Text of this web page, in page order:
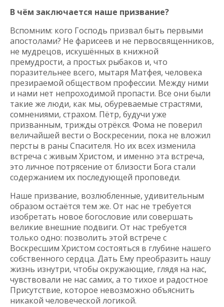
В чём заключается наше призвание?
Вспомним: кого Господь призвал быть первыми
апостолами? Не фарисеев и не первосвященников,
не мудрецов, искушённых в книжной
премудрости, а простых рыбаков и, что
поразительнее всего, мытаря Матфея, человека
презираемой обществом профессии. Между ними
и нами нет непроходимой пропасти. Все они были
такие же люди, как мы, обуреваемые страстями,
сомнениями, страхом. Пётр, будучи уже
призванным, трижды отрёкся. Фома не поверил
величайшей вести о Воскресении, пока не вложил
персты в раны Спасителя. Но их всех изменила
встреча с живым Христом, и именно эта встреча,
это личное потрясение от близости Бога стали
содержанием их последующей проповеди.
Наше призвание, возлюбленные, удивительным
образом остаётся тем же. От нас не требуется
изобретать новое богословие или совершать
великие внешние подвиги. От нас требуется
только одно: позволить этой встрече с
Воскресшим Христом состояться в глубине нашего
собственного сердца. Дать Ему преобразить нашу
жизнь изнутри, чтобы окружающие, глядя на нас,
чувствовали не нас самих, а то тихое и радостное
Присутствие, которое невозможно объяснить
никакой человеческой логикой.